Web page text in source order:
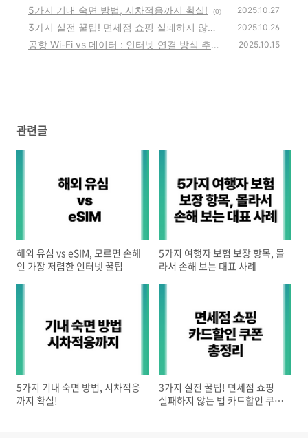
는 대표 사례
(0)
5가지 기내 숙면 방법, 시차적응까지 확실! (0) 2025.10.27
3가지 실전 꿀팁! 면세점 쇼핑 실패하지 않는
법 카드할인 쿠폰 총정리 (2025 최신)
(0)
2025.10.26
공항 Wi-Fi vs 데이터 : 인터넷 연결 방식 추천 2025.10.15
관련글
해외 유심 vs eSIM, 모르면 손해
인 가장 저렴한 인터넷 꿀팁
5가지 여행자 보험 보장 항목, 몰
라서 손해 보는 대표 사례
5가지 기내 숙면 방법, 시차적응
까지 확실!
3가지 실전 꿀팁! 면세점 쇼핑
실패하지 않는 법 카드할인 쿠폰